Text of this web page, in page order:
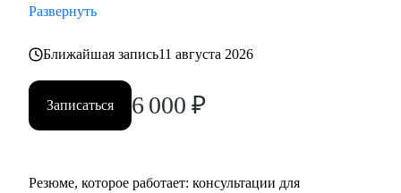
глубже разбираться в профессиях, по которым
Как я работаю:
клиента,
бренд,
Развернуть
Ближайшая запись11 августа 2026
Записаться 6 000 ₽
Резюме, которое работает: консультации для